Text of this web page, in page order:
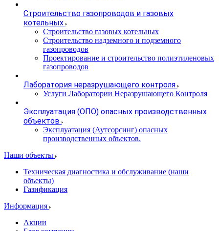
Строительство газопроводов и газовых
котельных
Строительство газовых котельных
Строительство надземного и подземного
газопроводов
Проектирование и строительство полиэтиленовых
газопроводов
Лаборатория неразрушающего контроля
Услуги Лаборатории Неразрушающего Контроля
Эксплуатация (ОПО) опасных производственных
объектов
Эксплуатация (Аутсорсинг) опасных
производственных объектов.
Наши объекты
Техническая диагностика и обслуживание (наши
объекты)
Газификация
Информация
Акции